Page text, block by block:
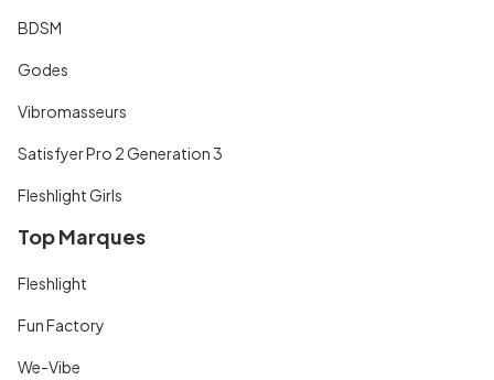
BDSM
Godes
Vibromasseurs
Satisfyer Pro 2 Generation 3
Fleshlight Girls
Top Marques
Fleshlight
Fun Factory
We-Vibe